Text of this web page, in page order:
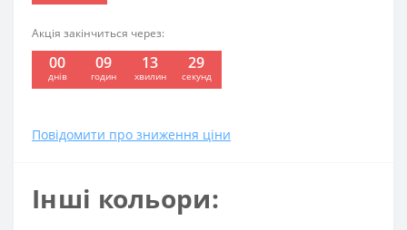
Акція закінчиться через:
00
днів
09
годин
13
хвилин
29
секунд
Повідомити про зниження ціни
Інші кольори: